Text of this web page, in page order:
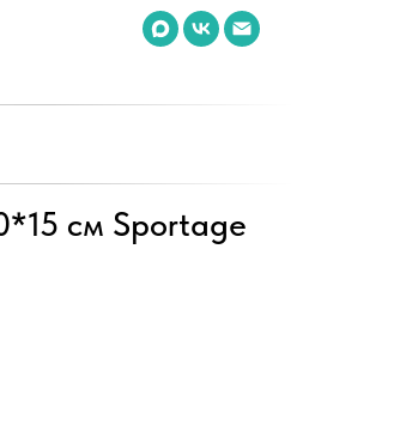
см Sportage